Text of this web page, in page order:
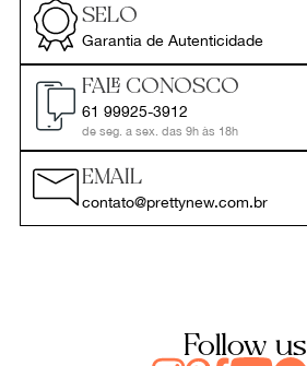
SELO
Garantia de Autenticidade
FALE CONOSCO
61 99925-3912
de seg. a sex. das 9h às 18h
EMAIL
contato@prettynew.com.br
Follow us